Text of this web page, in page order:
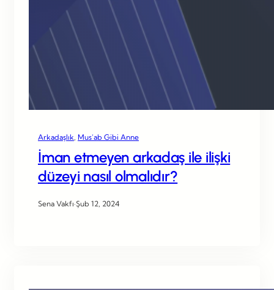
Arkadaşlık Mus’ab Gibi Anne
İman etmeyen arkadaş ile ilişki
düzeyi nasıl olmalıdır?
Sena Vakfı·Şub 12, 2024